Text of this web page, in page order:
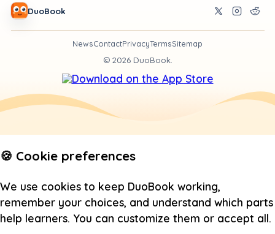
DuoBook
NewsContactPrivacyTermsSitemap
© 2026DuoBook.
🍪 Cookie preferences
We use cookies to keep DuoBook working,
remember your choices, and understand which parts
help learners. You can customize them or accept all.